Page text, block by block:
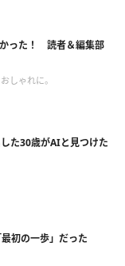
かった！ 読者＆編集部
しゃれに。
た30歳がAIと見つけた
初の一歩」だった